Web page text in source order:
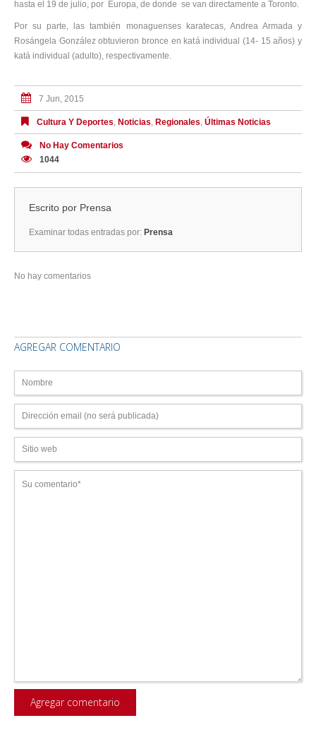
hasta el 19 de julio, por Europa, de donde se van directamente a Toronto.
Por su parte, las también monaguenses karatecas, Andrea Armada y
Rosángela González obtuvieron bronce en katá individual (14- 15 años) y
katá individual (adulto), respectivamente.
7 Jun, 2015
Cultura Y Deportes, Noticias, Regionales, Últimas Noticias
No Hay Comentarios
1044
Escrito por Prensa
Examinar todas entradas por: Prensa
No hay comentarios
AGREGAR COMENTARIO